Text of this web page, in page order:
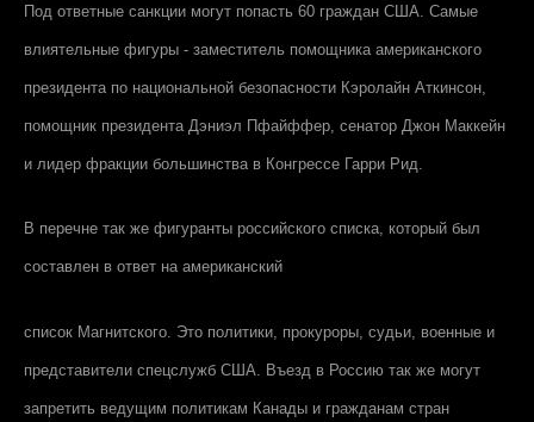
Под ответные санкции могут попасть 60 граждан США. Самые
влиятельные фигуры - заместитель помощника американского
президента по национальной безопасности Кэролайн Аткинсон,
помощник президента Дэниэл Пфайффер, сенатор Джон Маккейн
и лидер фракции большинства в Конгрессе Гарри Рид.
В перечне так же фигуранты российского списка, который был
составлен в ответ на американский
список Магнитского. Это политики, прокуроры, судьи, военные и
представители спецслужб США. Въезд в Россию так же могут
запретить ведущим политикам Канады и гражданам стран